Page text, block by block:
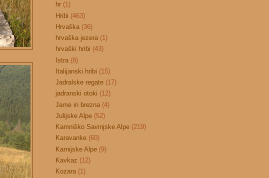
hr (1)
Hribi (463)
Hrvaška (36)
hrvaška jezera (1)
hrvaški hribi (43)
Istra (8)
Italijanski hribi (15)
Jadralske regate (17)
jadranski otoki (12)
Jame in brezna (4)
Julijske Alpe (52)
Kamniško Savinjske Alpe (219)
Karavanke (60)
Karnijske Alpe (9)
Kavkaz (12)
Kozara (1)